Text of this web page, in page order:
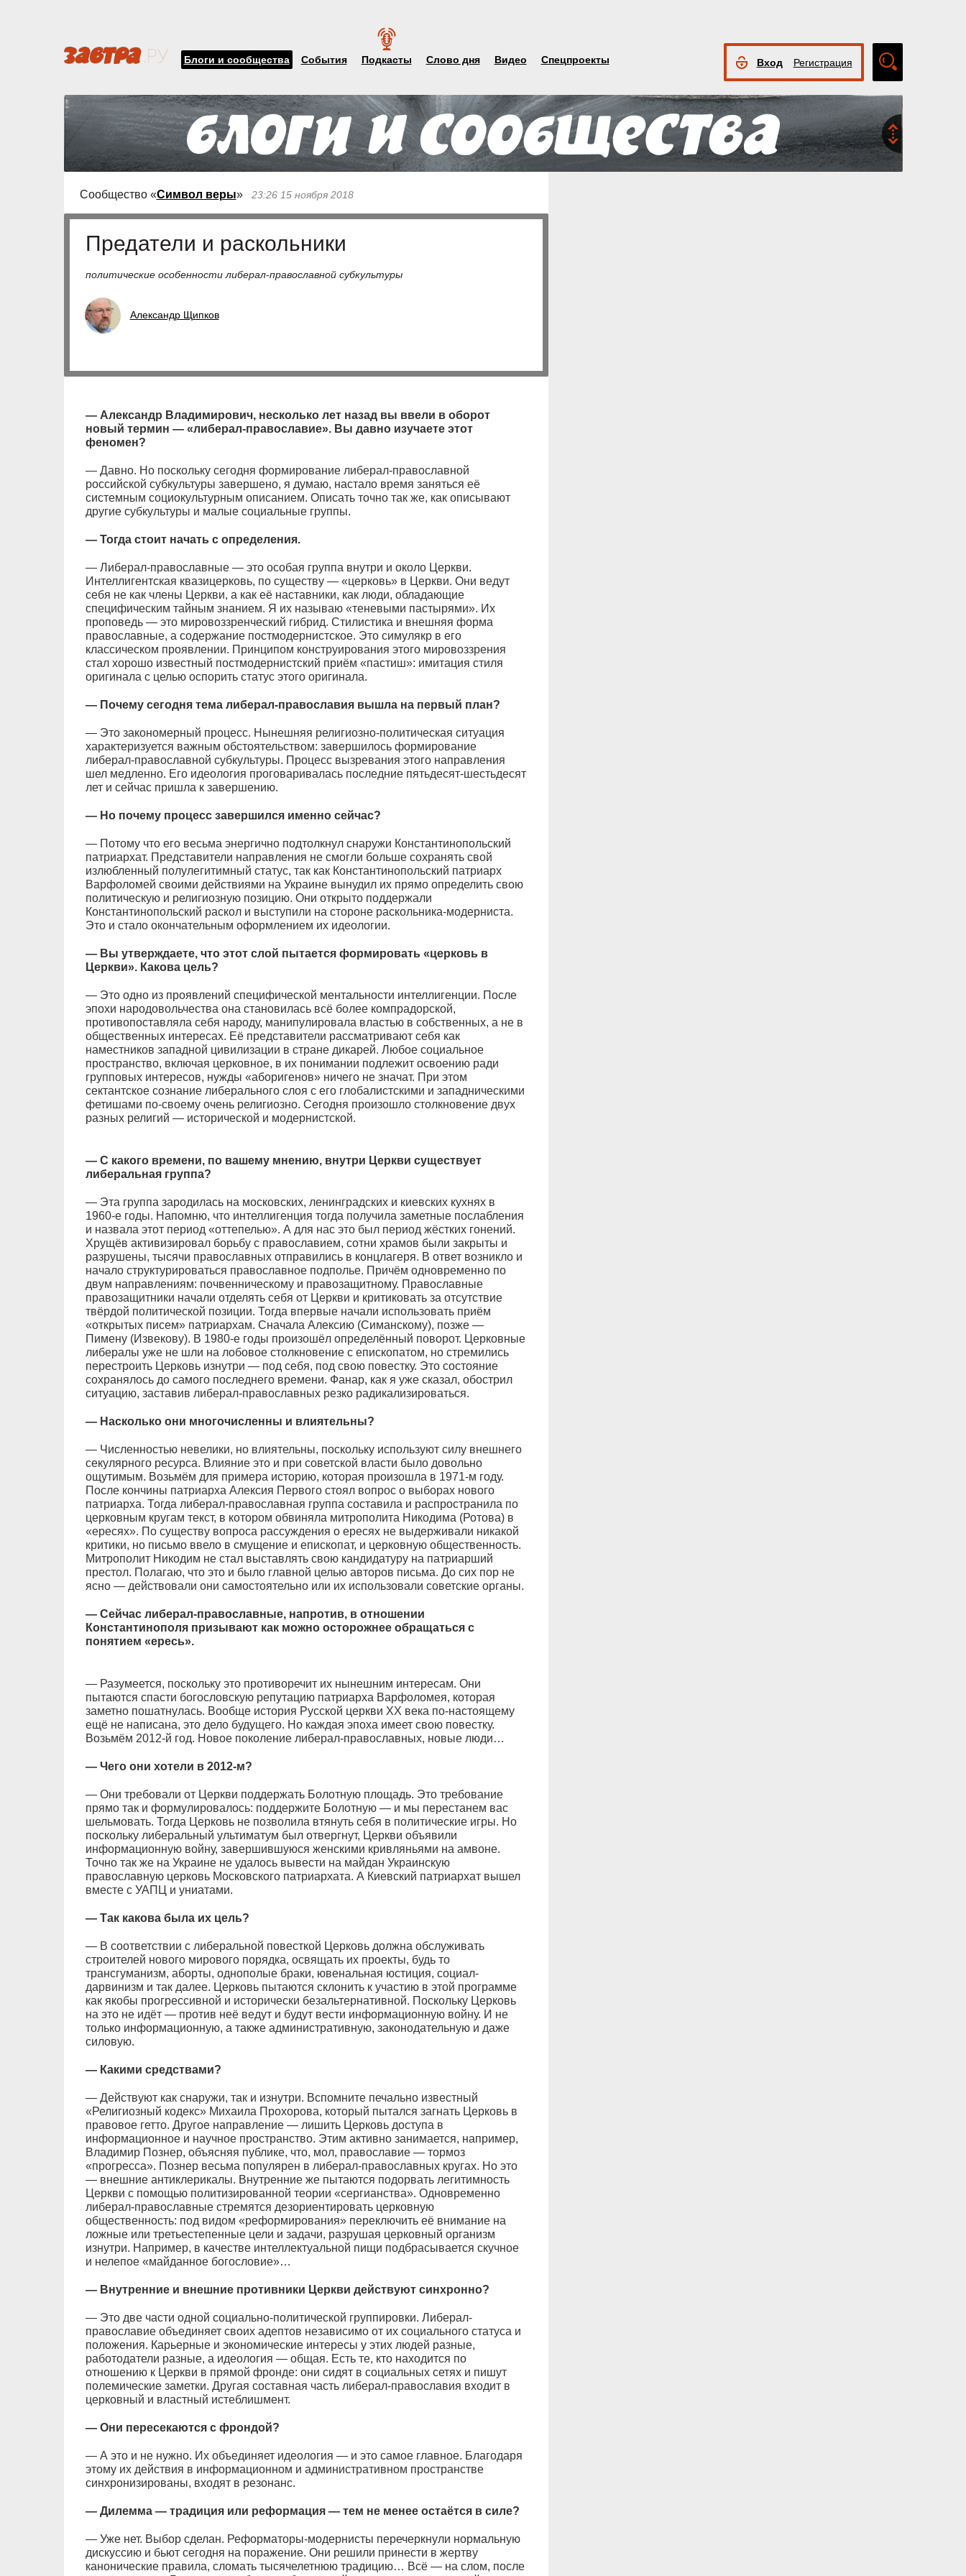
Блоги и сообщества События Подкасты Слово дня Видео Спецпроекты Вход Регистрация
поиск
Сообщество «Символ веры» 23:26 15 ноября 2018
Предатели и раскольники
политические особенности либерал-православной субкультуры
Александр Щипков
— Александр Владимирович, несколько лет назад вы ввели в оборот
новый термин — «либерал-православие». Вы давно изучаете этот
феномен?
— Давно. Но поскольку сегодня формирование либерал-православной
российской субкультуры завершено, я думаю, настало время заняться её
системным социокультурным описанием. Описать точно так же, как описывают
другие субкультуры и малые социальные группы.
— Тогда стоит начать с определения.
— Либерал-православные — это особая группа внутри и около Церкви.
Интеллигентская квазицерковь, по существу — «церковь» в Церкви. Они ведут
себя не как члены Церкви, а как её наставники, как люди, обладающие
специфическим тайным знанием. Я их называю «теневыми пастырями». Их
проповедь — это мировоззренческий гибрид. Стилистика и внешняя форма
православные, а содержание постмодернистское. Это симулякр в его
классическом проявлении. Принципом конструирования этого мировоззрения
стал хорошо известный постмодернистский приём «пастиш»: имитация стиля
оригинала с целью оспорить статус этого оригинала.
— Почему сегодня тема либерал-православия вышла на первый план?
— Это закономерный процесс. Нынешняя религиозно-политическая ситуация
характеризуется важным обстоятельством: завершилось формирование
либерал-православной субкультуры. Процесс вызревания этого направления
шел медленно. Его идеология проговаривалась последние пятьдесят-шестьдесят
лет и сейчас пришла к завершению.
— Но почему процесс завершился именно сейчас?
— Потому что его весьма энергично подтолкнул снаружи Константинопольский
патриархат. Представители направления не смогли больше сохранять свой
излюбленный полулегитимный статус, так как Константинопольский патриарх
Варфоломей своими действиями на Украине вынудил их прямо определить свою
политическую и религиозную позицию. Они открыто поддержали
Константинопольский раскол и выступили на стороне раскольника-модерниста.
Это и стало окончательным оформлением их идеологии.
— Вы утверждаете, что этот слой пытается формировать «церковь в
Церкви». Какова цель?
— Это одно из проявлений специфической ментальности интеллигенции. После
эпохи народовольчества она становилась всё более компрадорской,
противопоставляла себя народу, манипулировала властью в собственных, а не в
общественных интересах. Её представители рассматривают себя как
наместников западной цивилизации в стране дикарей. Любое социальное
пространство, включая церковное, в их понимании подлежит освоению ради
групповых интересов, нужды «аборигенов» ничего не значат. При этом
сектантское сознание либерального слоя с его глобалистскими и западническими
фетишами по-своему очень религиозно. Сегодня произошло столкновение двух
разных религий — исторической и модернистской.
— С какого времени, по вашему мнению, внутри Церкви существует
либеральная группа?
— Эта группа зародилась на московских, ленинградских и киевских кухнях в
1960-е годы. Напомню, что интеллигенция тогда получила заметные послабления
и назвала этот период «оттепелью». А для нас это был период жёстких гонений.
Хрущёв активизировал борьбу с православием, сотни храмов были закрыты и
разрушены, тысячи православных отправились в концлагеря. В ответ возникло и
начало структурироваться православное подполье. Причём одновременно по
двум направлениям: почвенническому и правозащитному. Православные
правозащитники начали отделять себя от Церкви и критиковать за отсутствие
твёрдой политической позиции. Тогда впервые начали использовать приём
«открытых писем» патриархам. Сначала Алексию (Симанскому), позже —
Пимену (Извекову). В 1980-е годы произошёл определённый поворот. Церковные
либералы уже не шли на лобовое столкновение с епископатом, но стремились
перестроить Церковь изнутри — под себя, под свою повестку. Это состояние
сохранялось до самого последнего времени. Фанар, как я уже сказал, обострил
ситуацию, заставив либерал-православных резко радикализироваться.
— Насколько они многочисленны и влиятельны?
— Численностью невелики, но влиятельны, поскольку используют силу внешнего
секулярного ресурса. Влияние это и при советской власти было довольно
ощутимым. Возьмём для примера историю, которая произошла в 1971-м году.
После кончины патриарха Алексия Первого стоял вопрос о выборах нового
патриарха. Тогда либерал-православная группа составила и распространила по
церковным кругам текст, в котором обвиняла митрополита Никодима (Ротова) в
«ересях». По существу вопроса рассуждения о ересях не выдерживали никакой
критики, но письмо ввело в смущение и епископат, и церковную общественность.
Митрополит Никодим не стал выставлять свою кандидатуру на патриарший
престол. Полагаю, что это и было главной целью авторов письма. До сих пор не
ясно — действовали они самостоятельно или их использовали советские органы.
— Сейчас либерал-православные, напротив, в отношении
Константинополя призывают как можно осторожнее обращаться с
понятием «ересь».
— Разумеется, поскольку это противоречит их нынешним интересам. Они
пытаются спасти богословскую репутацию патриарха Варфоломея, которая
заметно пошатнулась. Вообще история Русской церкви ХХ века по-настоящему
ещё не написана, это дело будущего. Но каждая эпоха имеет свою повестку.
Возьмём 2012-й год. Новое поколение либерал-православных, новые люди…
— Чего они хотели в 2012-м?
— Они требовали от Церкви поддержать Болотную площадь. Это требование
прямо так и формулировалось: поддержите Болотную — и мы перестанем вас
шельмовать. Тогда Церковь не позволила втянуть себя в политические игры. Но
поскольку либеральный ультиматум был отвергнут, Церкви объявили
информационную войну, завершившуюся женскими кривляньями на амвоне.
Точно так же на Украине не удалось вывести на майдан Украинскую
православную церковь Московского патриархата. А Киевский патриархат вышел
вместе с УАПЦ и униатами.
— Так какова была их цель?
— В соответствии с либеральной повесткой Церковь должна обслуживать
строителей нового мирового порядка, освящать их проекты, будь то
трансгуманизм, аборты, однополые браки, ювенальная юстиция, социал-
дарвинизм и так далее. Церковь пытаются склонить к участию в этой программе
как якобы прогрессивной и исторически безальтернативной. Поскольку Церковь
на это не идёт — против неё ведут и будут вести информационную войну. И не
только информационную, а также административную, законодательную и даже
силовую.
— Какими средствами?
— Действуют как снаружи, так и изнутри. Вспомните печально известный
«Религиозный кодекс» Михаила Прохорова, который пытался загнать Церковь в
правовое гетто. Другое направление — лишить Церковь доступа в
информационное и научное пространство. Этим активно занимается, например,
Владимир Познер, объясняя публике, что, мол, православие — тормоз
«прогресса». Познер весьма популярен в либерал-православных кругах. Но это
— внешние антиклерикалы. Внутренние же пытаются подорвать легитимность
Церкви с помощью политизированной теории «сергианства». Одновременно
либерал-православные стремятся дезориентировать церковную
общественность: под видом «реформирования» переключить её внимание на
ложные или третьестепенные цели и задачи, разрушая церковный организм
изнутри. Например, в качестве интеллектуальной пищи подбрасывается скучное
и нелепое «майданное богословие»…
— Внутренние и внешние противники Церкви действуют синхронно?
— Это две части одной социально-политической группировки. Либерал-
православие объединяет своих адептов независимо от их социального статуса и
положения. Карьерные и экономические интересы у этих людей разные,
работодатели разные, а идеология — общая. Есть те, кто находится по
отношению к Церкви в прямой фронде: они сидят в социальных сетях и пишут
полемические заметки. Другая составная часть либерал-православия входит в
церковный и властный истеблишмент.
— Они пересекаются с фрондой?
— А это и не нужно. Их объединяет идеология — и это самое главное. Благодаря
этому их действия в информационном и административном пространстве
синхронизированы, входят в резонанс.
— Дилемма — традиция или реформация — тем не менее остаётся в силе?
— Уже нет. Выбор сделан. Реформаторы-модернисты перечеркнули нормальную
дискуссию и бьют сегодня на поражение. Они решили принести в жертву
канонические правила, сломать тысячелетнюю традицию… Всё — на слом, после